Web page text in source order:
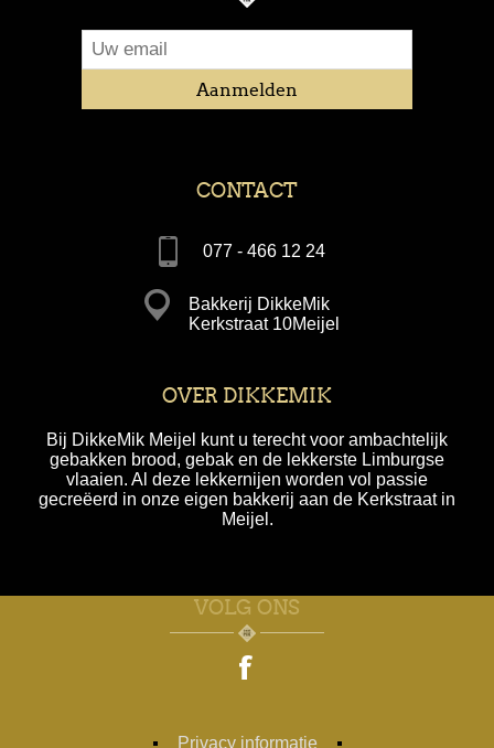
CONTACT
077 - 466 12 24
Bakkerij DikkeMik
Kerkstraat 10Meijel
OVER DIKKEMIK
Bij DikkeMik Meijel kunt u terecht voor ambachtelijk
gebakken brood, gebak en de lekkerste Limburgse
vlaaien. Al deze lekkernijen worden vol passie
gecreëerd in onze eigen bakkerij aan de Kerkstraat in
Meijel.
VOLG ONS
Privacy informatie